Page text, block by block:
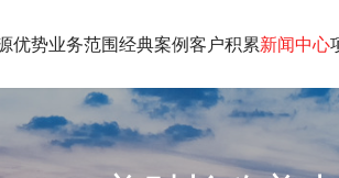
优势业务范围经典案例客户积累新闻中心